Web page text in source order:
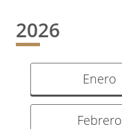
2026
Enero
Febrero